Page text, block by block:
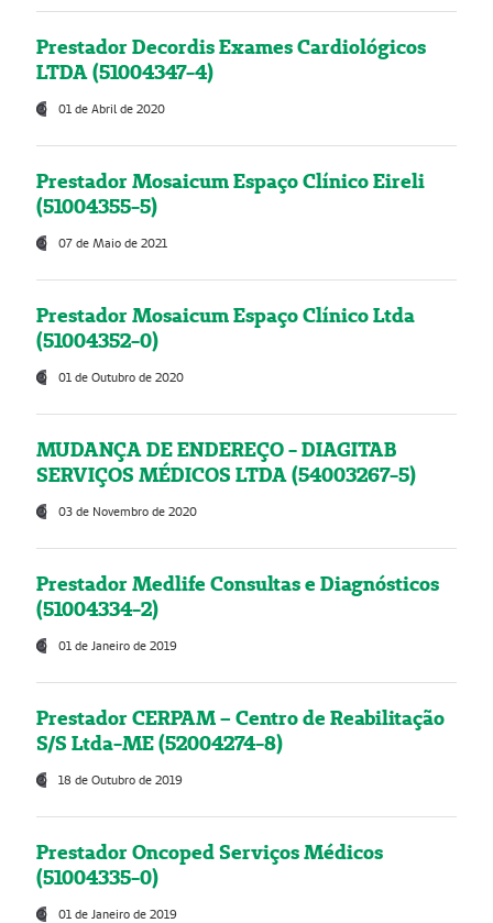
Prestador Decordis Exames Cardiológicos
LTDA (51004347-4)
01 de Abril de 2020
Prestador Mosaicum Espaço Clínico Eireli
(51004355-5)
07 de Maio de 2021
Prestador Mosaicum Espaço Clínico Ltda
(51004352-0)
01 de Outubro de 2020
MUDANÇA DE ENDEREÇO - DIAGITAB
SERVIÇOS MÉDICOS LTDA (54003267-5)
03 de Novembro de 2020
Prestador Medlife Consultas e Diagnósticos
(51004334-2)
01 de Janeiro de 2019
Prestador CERPAM – Centro de Reabilitação
S/S Ltda-ME (52004274-8)
18 de Outubro de 2019
Prestador Oncoped Serviços Médicos
(51004335-0)
01 de Janeiro de 2019